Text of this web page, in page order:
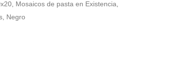
, Mosaicos de pasta en Existencia
, Negro